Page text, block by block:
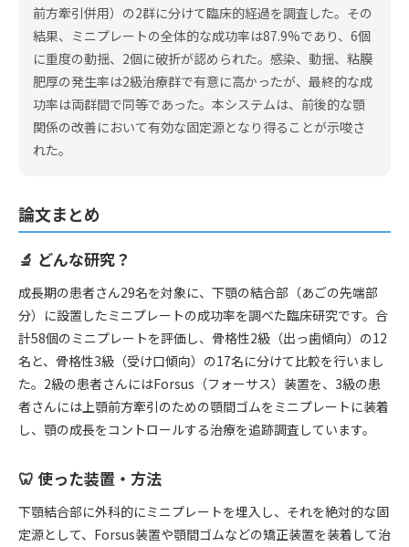
前方牽引併用）の2群に分けて臨床的経過を調査した。その
結果、ミニプレートの全体的な成功率は87.9%であり、6個
に重度の動揺、2個に破折が認められた。感染、動揺、粘膜
肥厚の発生率は2級治療群で有意に高かったが、最終的な成
功率は両群間で同等であった。本システムは、前後的な顎
関係の改善において有効な固定源となり得ることが示唆さ
れた。
論文まとめ
🔬 どんな研究？
成長期の患者さん29名を対象に、下顎の結合部（あごの先端部
分）に設置したミニプレートの成功率を調べた臨床研究です。合
計58個のミニプレートを評価し、骨格性2級（出っ歯傾向）の12
名と、骨格性3級（受け口傾向）の17名に分けて比較を行いまし
た。2級の患者さんにはForsus（フォーサス）装置を、3級の患
者さんには上顎前方牽引のための顎間ゴムをミニプレートに装着
し、顎の成長をコントロールする治療を追跡調査しています。
🦷 使った装置・方法
下顎結合部に外科的にミニプレートを埋入し、それを絶対的な固
定源として、Forsus装置や顎間ゴムなどの矯正装置を装着して治